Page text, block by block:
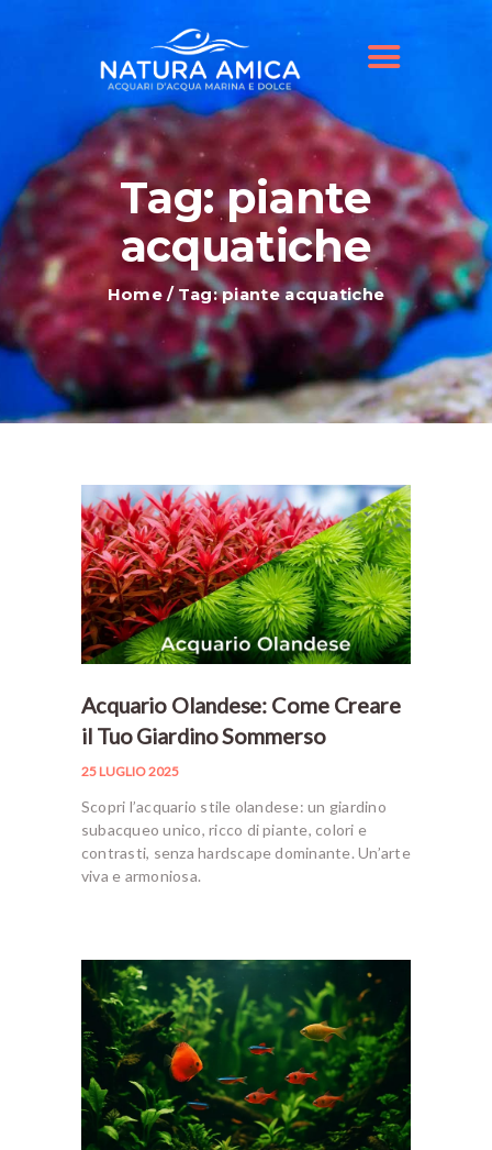
Tag: piante
acquatiche
Home Tag: piante acquatiche
IL NOSTRO NEGOZIO
OFFERTE ACQUARI
SHOP ONLINE
BLOG
Acquario Olandese: Come Creare
il Tuo Giardino Sommerso
25 LUGLIO 2025
Scopri l’acquario stile olandese: un giardino
subacqueo unico, ricco di piante, colori e
contrasti, senza hardscape dominante. Un’arte
viva e armoniosa.